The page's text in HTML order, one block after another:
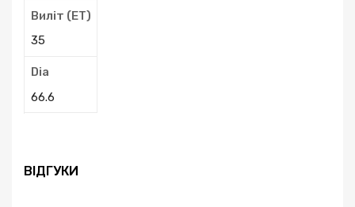
Виліт (ЕТ)
35
Dia
66.6
ВІДГУКИ